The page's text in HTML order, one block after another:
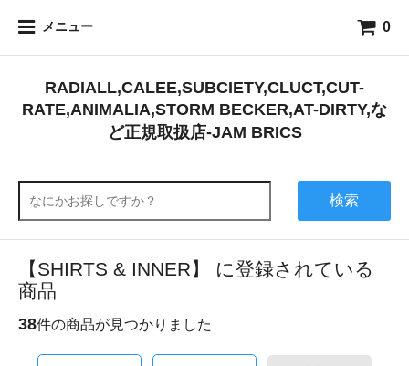
メニュー 0
RADIALL,CALEE,SUBCIETY,CLUCT,CUT-
RATE,ANIMALIA,STORM BECKER,AT-DIRTY,な
ど正規取扱店-JAM BRICS
検索
【SHIRTS & INNER】 に登録されている
商品
38件の商品が見つかりました